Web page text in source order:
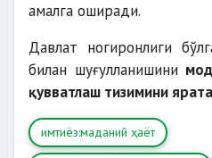
амалга оширади.
Давлат ногиронлиги
билан шуғулланишини
қувватлаш тизимини
имтиёз:маданий ҳаёт